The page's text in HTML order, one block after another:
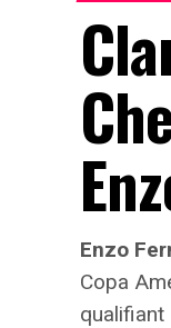
Enzo
Copa
qualifiant